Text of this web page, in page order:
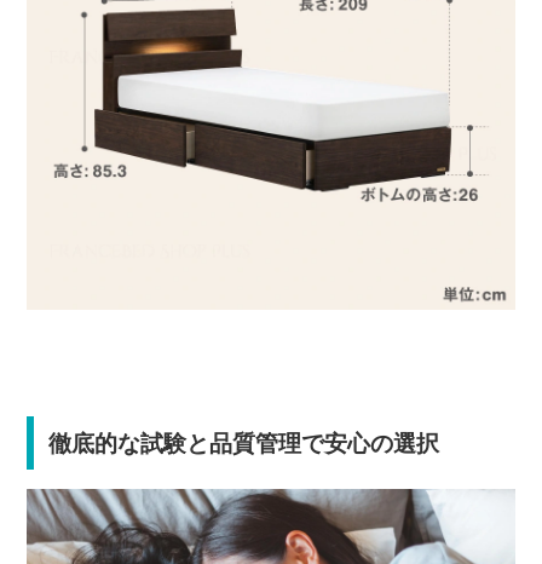
徹底的な試験と品質管理で安心の選択